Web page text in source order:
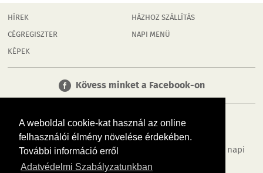
A weboldal cookie-kat használ az online
felhasználói élmény növelése érdekében.
További információ erről
Adatvédelmi Szabályzatunkban
HÍREK
CÉGREGISZTER
KÉPEK
HÁZHOZ SZÁLLÍTÁS
NAPI MENÜ
Kövess minket a Facebook-on
Tudj meg többet városodról! Hírek, programok, képek, napi
menü, cégek…. és minden, ami Dombóvár